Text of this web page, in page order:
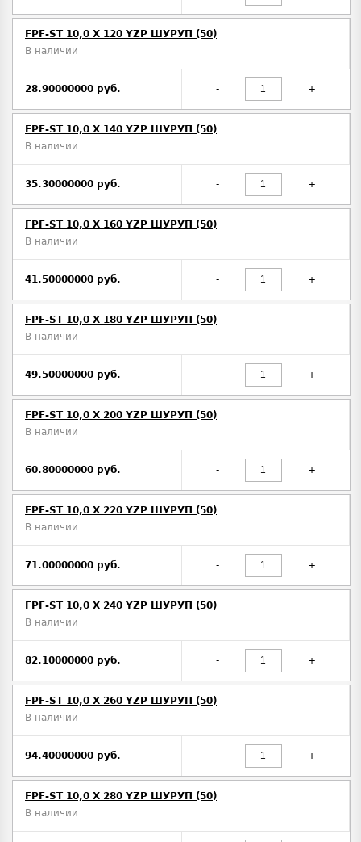
FPF-ST 10,0 X 120 YZP ШУРУП (50)
В наличии
28.90000000 руб. - +
FPF-ST 10,0 X 140 YZP ШУРУП (50)
В наличии
35.30000000 руб. - +
FPF-ST 10,0 X 160 YZP ШУРУП (50)
В наличии
41.50000000 руб. - +
FPF-ST 10,0 X 180 YZP ШУРУП (50)
В наличии
49.50000000 руб. - +
FPF-ST 10,0 X 200 YZP ШУРУП (50)
В наличии
60.80000000 руб. - +
FPF-ST 10,0 X 220 YZP ШУРУП (50)
В наличии
71.00000000 руб. - +
FPF-ST 10,0 X 240 YZP ШУРУП (50)
В наличии
82.10000000 руб. - +
FPF-ST 10,0 X 260 YZP ШУРУП (50)
В наличии
94.40000000 руб. - +
FPF-ST 10,0 X 280 YZP ШУРУП (50)
В наличии